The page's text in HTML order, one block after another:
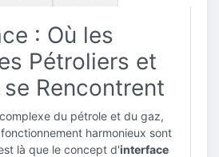
: Où les
Pétroliers et
Rencontrent
du pétrole et du gaz,
harmonieux sont
là que le concept d'interface